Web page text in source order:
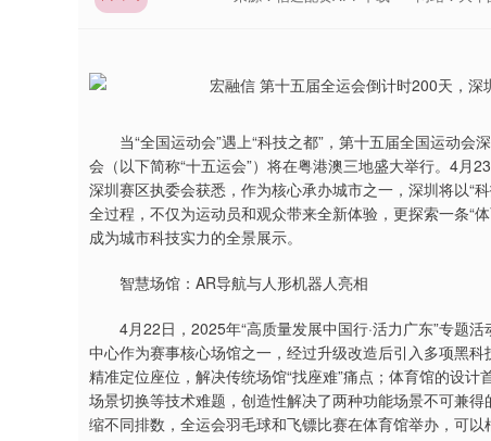
当“全国运动会”遇上“科技之都”，第十五届全国运动会
会（以下简称“十五运会”）将在粤港澳三地盛大举行。4月
深圳赛区执委会获悉，作为核心承办城市之一，深圳将以“
全过程，不仅为运动员和观众带来全新体验，更探索一条“
成为城市科技实力的全景展示。
智慧场馆：AR导航与人形机器人亮相
4月22日，2025年“高质量发展中国行·活力广东”专题
中心作为赛事核心场馆之一，经过升级改造后引入多项黑
精准定位座位，解决传统场馆“找座难”痛点；体育馆的设
场景切换等技术难题，创造性解决了两种功能场景不可兼
缩不同排数，全运会羽毛球和飞镖比赛在体育馆举办，可以
1.02% 深证成指 14311.01 200.89